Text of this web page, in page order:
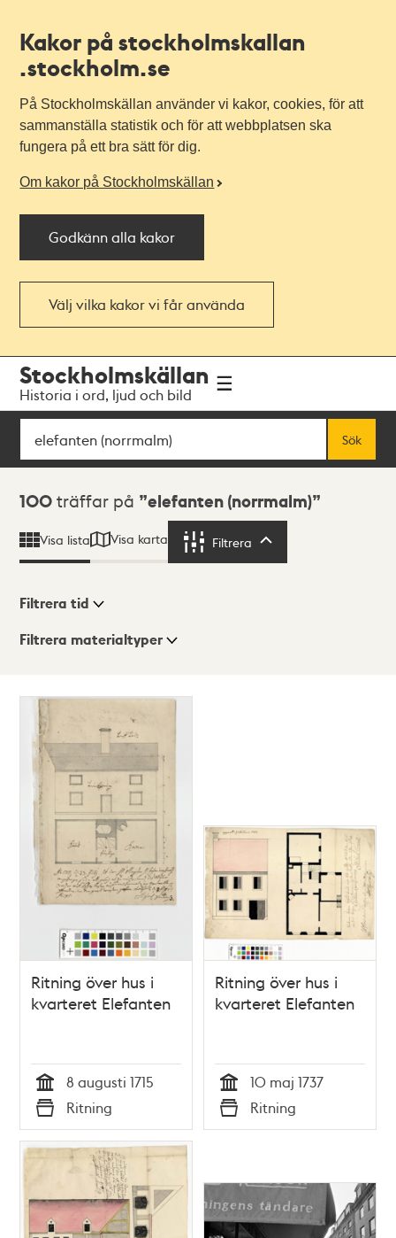
Kakor på stockholmskallan
.stockholm.se
På Stockholmskällan använder vi kakor, cookies, för att
sammanställa statistik och för att webbplatsen ska
fungera på ett bra sätt för dig.
Om kakor på Stockholmskällan
Godkänn alla kakor
Välj vilka kakor vi får använda
navigationen
huvudinnehållet
Stockholmskällan
Historia i ord, ljud och bild
Sök
Sök
Sökresultat
100 träffar på elefanten (norrmalm)
Visa lista Visa karta Filtrera
Visningsläge
Lista
Filtrera tid
Filtrera materialtyper
träffar
Ritning över hus i
kvarteret Elefanten
Tid
8 augusti 1715
Typ
Ritning
Ritning över hus i
kvarteret Elefanten
Tid
10 maj 1737
Typ
Ritning